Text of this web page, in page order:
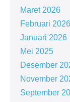
Maret 2026
Februari 2026
Januari 2026
Mei 2025
Desember
November
September